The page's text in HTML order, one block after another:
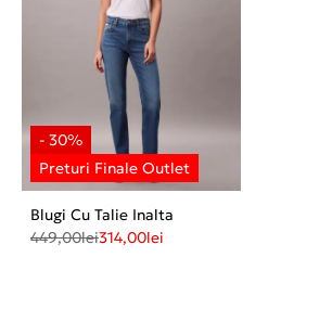
Blugi Cu Talie Inalta
449,00lei314,00lei